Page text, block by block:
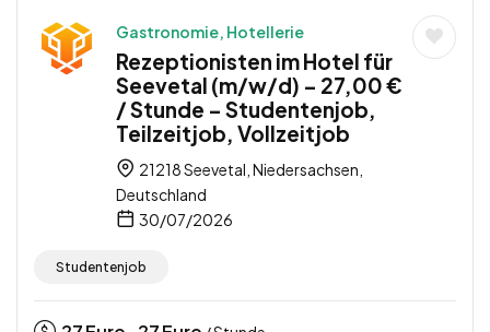
Gastronomie, Hotellerie
Rezeptionisten im Hotel für
Seevetal (m/w/d) – 27,00 €
/ Stunde – Studentenjob,
Teilzeitjob, Vollzeitjob
21218 Seevetal, Niedersachsen,
Deutschland
30/07/2026
Studentenjob